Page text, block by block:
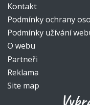
Kontakt
Podmínky ochrany
Podmínky užívání
O webu
Partneři
Reklama
Site map